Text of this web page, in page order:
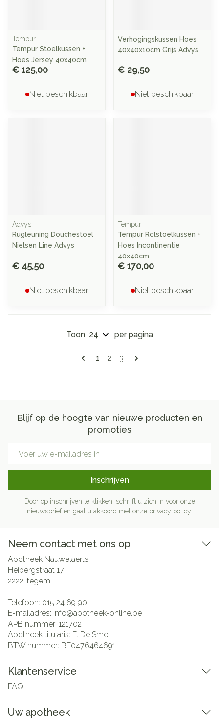
Tempur
Tempur Stoelkussen +
Hoes Jersey 40x40cm
€ 125,00
Niet beschikbaar
Verhogingskussen Hoes
40x40x10cm Grijs Advys
€ 29,50
Niet beschikbaar
Advys
Rugleuning Douchestoel
Nielsen Line Advys
€ 45,50
Niet beschikbaar
Tempur
Tempur Rolstoelkussen +
Hoes Incontinentie
40x40cm
€ 170,00
Niet beschikbaar
Pagina's
U lees momenteel pagina
1 Pagina
2 Pagina
3
Toon per pagina
Blijf op de hoogte van nieuwe producten en
promoties
Inschrijven
Door op inschrijven te klikken, schrijft u zich in voor onze
nieuwsbrief en gaat u akkoord met onze privacy policy
Neem contact met ons op
Apotheek Nauwelaerts
Heibergstraat 17
2222 Itegem
Telefoon: 015 24 69 90
E-mailadres: info@apotheek-online.be
APB nummer: 121702
Apotheek titularis: E. De Smet
BTW nummer: BE0476464691
Klantenservice
FAQ
Uw apotheek